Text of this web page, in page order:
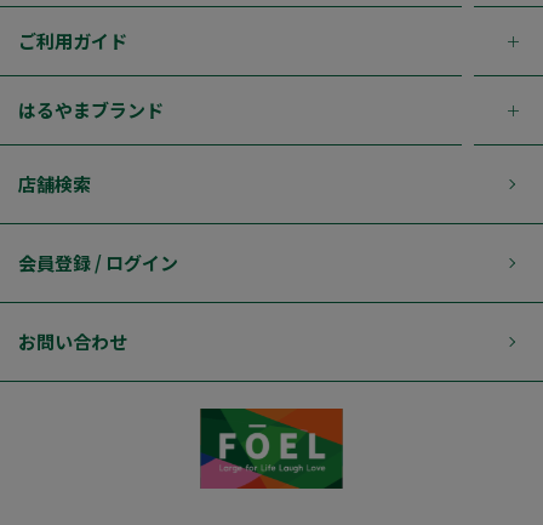
ご利用ガイド
はるやまブランド
店舗検索
会員登録 / ログイン
お問い合わせ